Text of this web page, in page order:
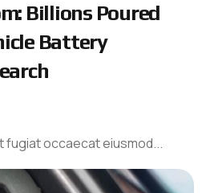
m: Billions Poured
icle Battery
arch
fugiat occaecat eiusmod...